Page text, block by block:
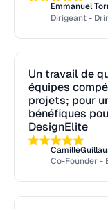
Emmanuel
Dirigeant -
Un travail de
équipes
projets; pour
bénéfiques
DesignElite
Co-Founder -